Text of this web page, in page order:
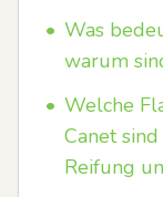
• Was
warum
• Welche
Canet
Reifung